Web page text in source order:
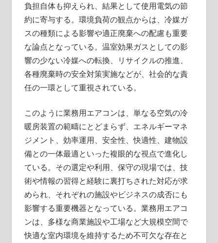
負担自体も抑えられ、結果として使用電気の節
約に寄与する。環境負荷の観点からは、冷媒ガ
スの種類による影響や適正廃棄への配慮も重要
な論点となっている。温室効果ガスとしての影
響の少ない冷媒への転換、リサイクルの推進、
各種廃棄時の安全対策実施などが、社会的な責
任の一環として重視されている。
このように業務用エアコンは、単なる空気の冷
暖房装置の範疇にとどまらず、エネルギーマネ
ジメント、効率運用、安全性、快適性、建物設
備との一体最適といった複眼的な視点で進化し
ている。その選定や利用、保守の現場では、技
術や情報の習得と経験に裏打ちされた対応が求
められ、それぞれの施設やビジネスの成否にも
影響する重要機器となっている。業務用エアコ
ンは、多様な商業施設や工場など大規模空間で
快適な室内環境を維持するため不可欠な存在と